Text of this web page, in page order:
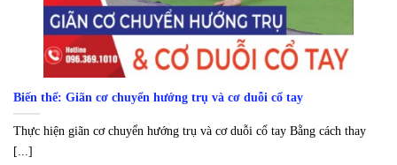
Biến thể: Giãn cơ chuyển hướng trụ và cơ duỗi cổ tay
Thực hiện giãn cơ chuyển hướng trụ và cơ duỗi cổ tay Bằng cách thay
[...]